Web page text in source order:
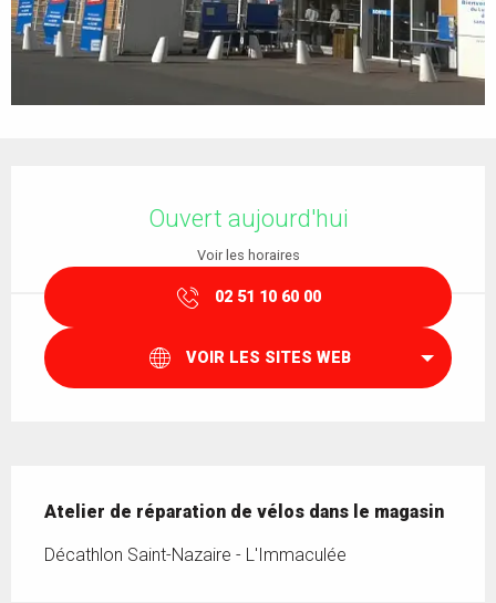
Ouvert aujourd'hui
Voir les horaires
02 51 10 60 00
VOIR LES SITES WEB
Atelier de réparation de vélos dans le magasin
Décathlon Saint-Nazaire - L'Immaculée